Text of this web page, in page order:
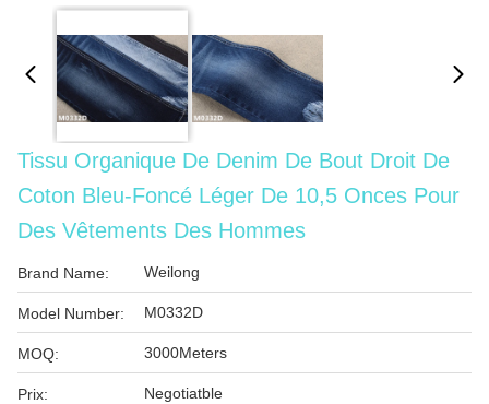
Tissu Organique De Denim De Bout Droit De
Coton Bleu-Foncé Léger De 10,5 Onces Pour
Des Vêtements Des Hommes
Brand Name: Weilong
Model Number: M0332D
MOQ: 3000Meters
Prix: Negotiatble